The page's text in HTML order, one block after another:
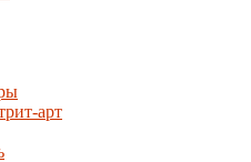
арт